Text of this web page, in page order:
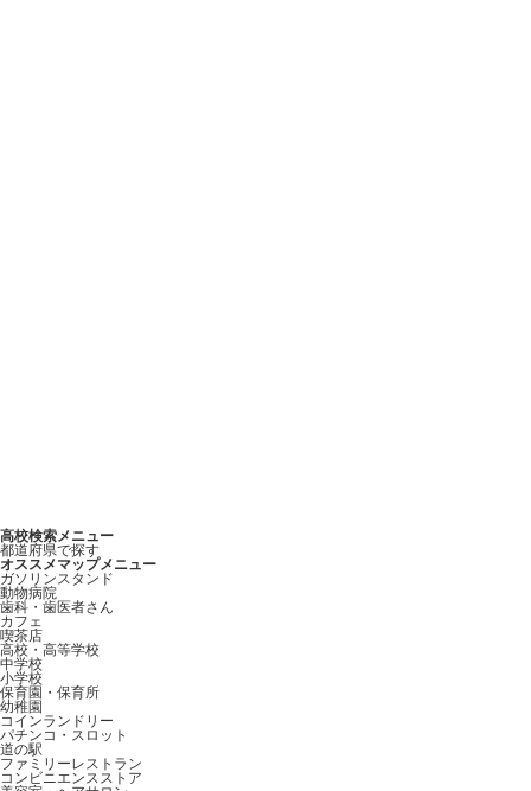
高校検索メニュー
都道府県で探す
オススメマップメニュー
ガソリンスタンド
動物病院
歯科・歯医者さん
カフェ
喫茶店
高校・高等学校
中学校
小学校
保育園・保育所
幼稚園
コインランドリー
パチンコ・スロット
道の駅
ファミリーレストラン
コンビニエンスストア